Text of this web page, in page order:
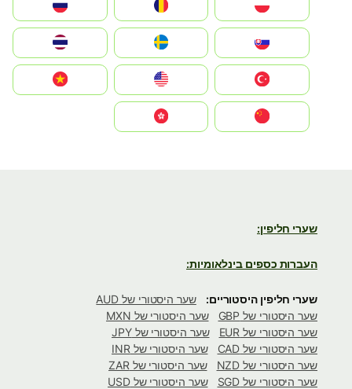
România
Slovensko
United States
Vietnam
שערי חליפין:
העברות כספים בינלאומיות:
שערי חליפין היסטוריים:
שער היסטורי של AUD
שער היסטורי של GBP
שער היסטורי של MXN
שער היסטורי של EUR
שער היסטורי של JPY
שער היסטורי של CAD
שער היסטורי של INR
שער היסטורי של NZD
שער היסטורי של ZAR
שער היסטורי של SGD
שער היסטורי של USD